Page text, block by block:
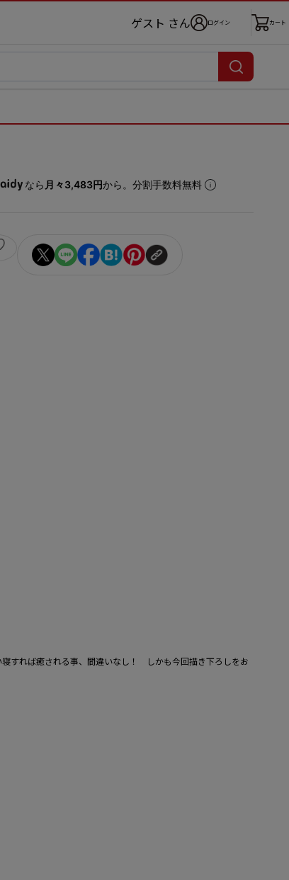
ゲスト さん ログイン カート
なら 月々3,483円から。分割手数料無料
すれば癒される事、間違いなし！ しかも今回描き下ろしをお